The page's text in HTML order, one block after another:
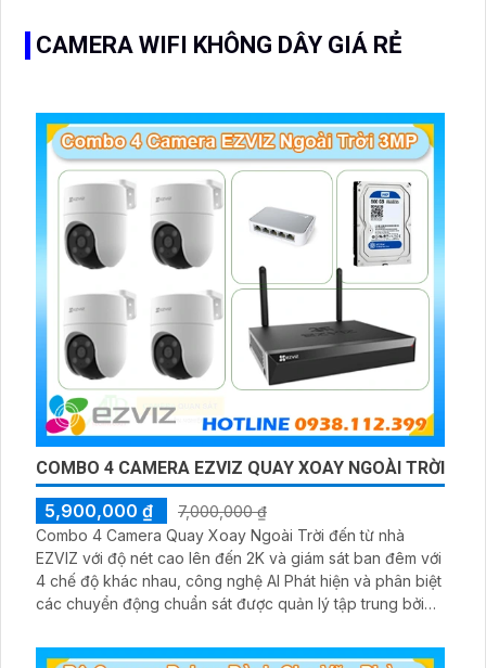
CAMERA WIFI KHÔNG DÂY GIÁ RẺ
COMBO 4 CAMERA EZVIZ QUAY XOAY NGOÀI TRỜI
5,900,000 ₫
7,000,000 ₫
Combo 4 Camera Quay Xoay Ngoài Trời đến từ nhà
EZVIZ với độ nét cao lên đến 2K và giám sát ban đêm với
4 chế độ khác nhau, công nghệ AI Phát hiện và phân biệt
các chuyển động chuẩn sát được quản lý tập trung bởi